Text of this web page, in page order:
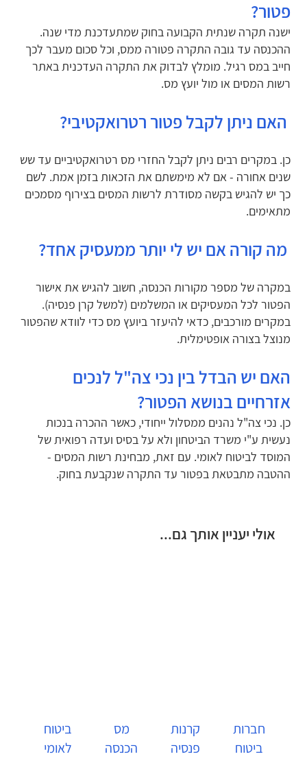
ביטוח
לאומי
מס
הכנסה
קרנות
פנסיה
חברות
ביטוח
פטור?
ישנה תקרה שנתית הקבועה בחוק שמתעדכנת מדי שנה.
ההכנסה עד גובה התקרה פטורה ממס, וכל סכום מעבר לכך
חייב במס רגיל. מומלץ לבדוק את התקרה העדכנית באתר
רשות המסים או מול יועץ מס.
האם ניתן לקבל פטור רטרואקטיבי?
כן. במקרים רבים ניתן לקבל החזרי מס רטרואקטיביים עד שש
שנים אחורה - אם לא מימשתם את הזכאות בזמן אמת. לשם
כך יש להגיש בקשה מסודרת לרשות המסים בצירוף מסמכים
מתאימים.
מה קורה אם יש לי יותר ממעסיק אחד?
במקרה של מספר מקורות הכנסה, חשוב להגיש את אישור
הפטור לכל המעסיקים או המשלמים (למשל קרן פנסיה).
במקרים מורכבים, כדאי להיעזר ביועץ מס כדי לוודא שהפטור
מנוצל בצורה אופטימלית.
האם יש הבדל בין נכי צה"ל לנכים
אזרחיים בנושא הפטור?
כן. נכי צה"ל נהנים ממסלול ייחודי, כאשר ההכרה בנכות
נעשית ע"י משרד הביטחון ולא על בסיס ועדה רפואית של
המוסד לביטוח לאומי. עם זאת, מבחינת רשות המסים -
ההטבה מתבטאת בפטור עד התקרה שנקבעת בחוק.
אולי יעניין אותך גם...